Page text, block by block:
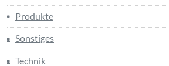
Produkte
Sonstiges
Technik